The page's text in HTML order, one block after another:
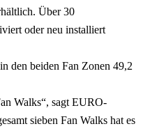
Über 30
oder neu installiert
den beiden Fan Zonen 49,2
Walks“, sagt EURO-
sieben Fan Walks hat es